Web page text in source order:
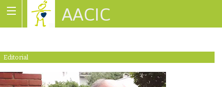
AACIC
Editorial